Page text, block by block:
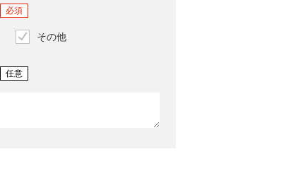
必須
その他
任意